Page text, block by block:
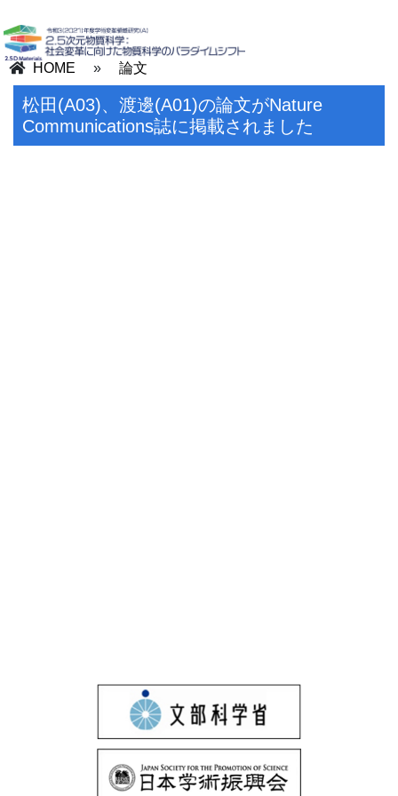
HOME » 論文
松田(A03)、渡邊(A01)の論文がNature
Communications誌に掲載されました